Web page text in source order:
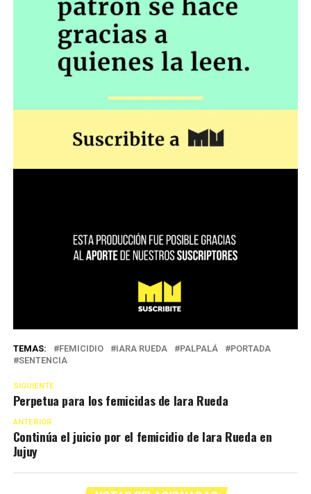
TEMAS: FEMICIDIO IARA RUEDA PALPALÁ
PORTADA
SENTENCIA
SIGUIENTE
Perpetua para los femicidas de Iara Rueda
ANTERIOR
Continúa el juicio por el femicidio de Iara Rueda en
Jujuy